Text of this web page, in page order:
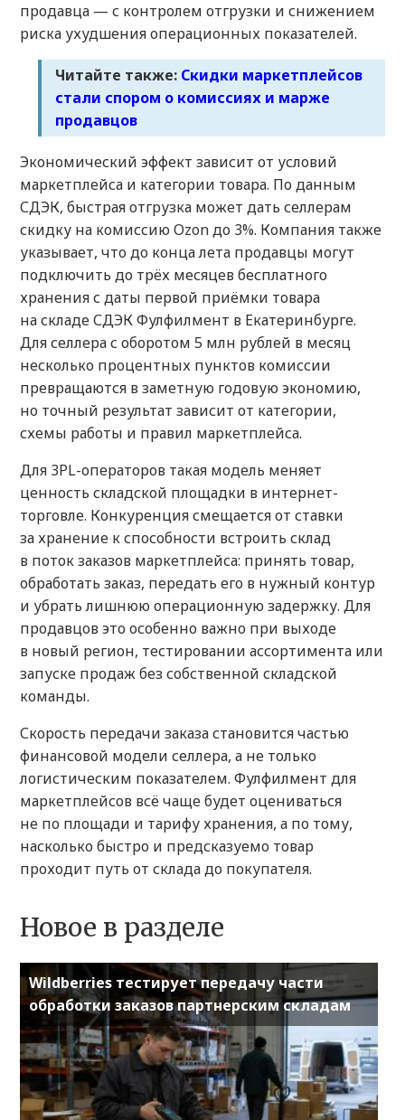
продавца — с контролем отгрузки и снижением
риска ухудшения операционных показателей.
Читайте также: Скидки маркетплейсов
стали спором о комиссиях и марже
продавцов
Экономический эффект зависит от условий
маркетплейса и категории товара. По данным
СДЭК, быстрая отгрузка может дать селлерам
скидку на комиссию Ozon до 3%. Компания также
указывает, что до конца лета продавцы могут
подключить до трёх месяцев бесплатного
хранения с даты первой приёмки товара
на складе СДЭК Фулфилмент в Екатеринбурге.
Для селлера с оборотом 5 млн рублей в месяц
несколько процентных пунктов комиссии
превращаются в заметную годовую экономию,
но точный результат зависит от категории,
схемы работы и правил маркетплейса.
Для 3PL-операторов такая модель меняет
ценность складской площадки в интернет-
торговле. Конкуренция смещается от ставки
за хранение к способности встроить склад
в поток заказов маркетплейса: принять товар,
обработать заказ, передать его в нужный контур
и убрать лишнюю операционную задержку. Для
продавцов это особенно важно при выходе
в новый регион, тестировании ассортимента или
запуске продаж без собственной складской
команды.
Скорость передачи заказа становится частью
финансовой модели селлера, а не только
логистическим показателем. Фулфилмент для
маркетплейсов всё чаще будет оцениваться
не по площади и тарифу хранения, а по тому,
насколько быстро и предсказуемо товар
проходит путь от склада до покупателя.
Новое в разделе
Wildberries тестирует передачу части
обработки заказов партнерским складам